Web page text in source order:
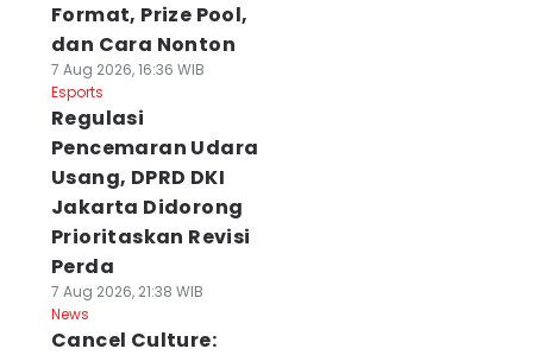
Format, Prize Pool,
dan Cara Nonton
7 Aug 2026, 16:36 WIB
Esports
Regulasi
Pencemaran Udara
Usang, DPRD DKI
Jakarta Didorong
Prioritaskan Revisi
Perda
7 Aug 2026, 21:38 WIB
News
Cancel Culture: